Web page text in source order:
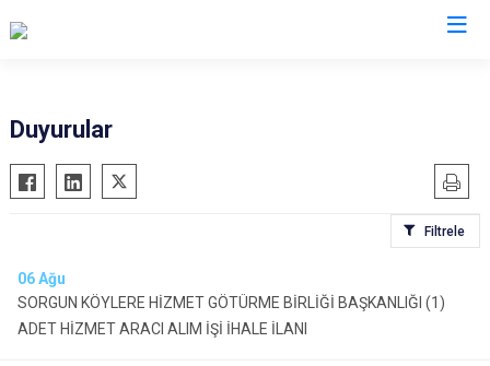
Gebze
Gölcük
Karamürsel
Körfez
Derince
İzmit
Kartepe
Duyurular
Filtrele
06Ağu
SORGUN KÖYLERE HİZMET GÖTÜRME BİRLİĞİ BAŞKANLIĞI (1)
ADET HİZMET ARACI ALIM İŞİ İHALE İLANI